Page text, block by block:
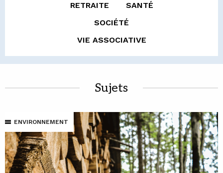
RETRAITE
SANTÉ
SOCIÉTÉ
VIE ASSOCIATIVE
Sujets
ENVIRONNEMENT